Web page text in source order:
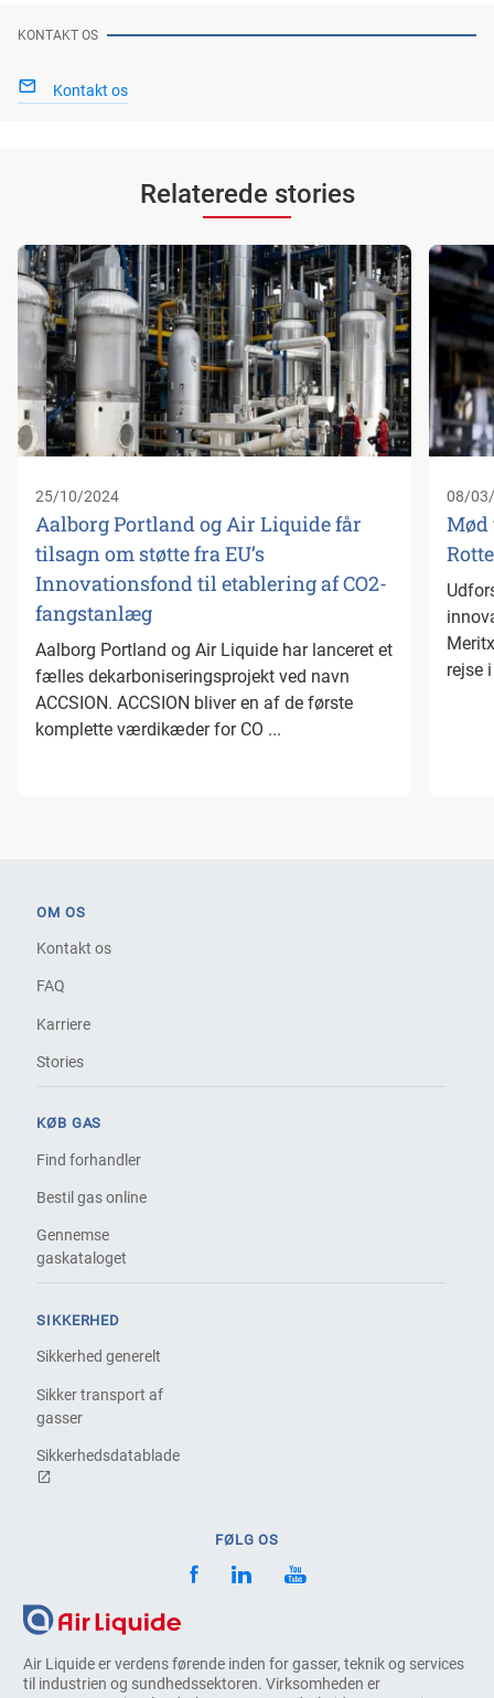
KONTAKT OS
Kontakt os
Relaterede stories
25/10/2024
Aalborg Portland og Air Liquide får
tilsagn om støtte fra EU’s
Innovationsfond til etablering af CO2-
fangstanlæg
Aalborg Portland og Air Liquide har lanceret et
fælles dekarboniseringsprojekt ved navn
ACCSION. ACCSION bliver en af de første
komplette værdikæder for CO ...
08/
Mød
rejse
Air Liquide er verdens førende inden for gasser, teknik og services
til industrien og sundhedssektoren. Virksomheden er
OM OS
Kontakt os
FAQ
Karriere
Stories
KØB GAS
Find forhandler
Bestil gas online
Gennemse
gaskataloget
SIKKERHED
Sikkerhed generelt
Sikker transport af
gasser
Sikkerhedsdatablade
FØLG OS